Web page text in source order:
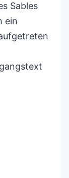
Sables
ein